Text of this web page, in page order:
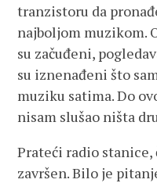
tranzistoru da
najboljom muzikom.
su začuđeni,
su iznenađeni što
muziku satima. Do
nisam slušao ništa
Prateći radio stanice,
završen. Bilo je